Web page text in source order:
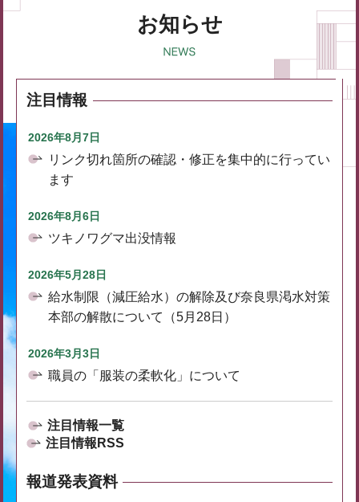
お知らせ
注目情報
2026年8月7日
リンク切れ箇所の確認・修正を集中的に行ってい
ます
2026年8月6日
ツキノワグマ出没情報
2026年5月28日
給水制限（減圧給水）の解除及び奈良県渇水対策
本部の解散について（5月28日）
2026年3月3日
職員の「服装の柔軟化」について
注目情報一覧
注目情報RSS
報道発表資料